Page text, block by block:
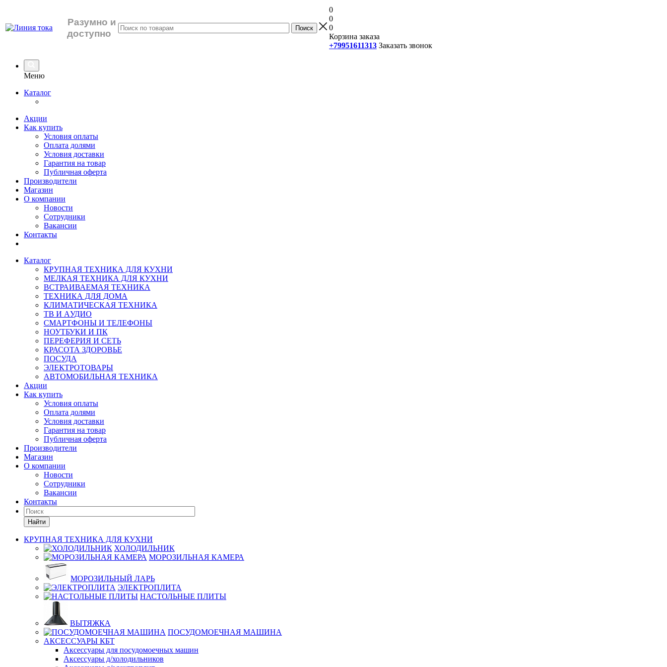
Разумно и
доступно
0
0
0
Корзина заказа
+79951611313 Заказать звонок
Меню
Каталог
Акции
Как купить
Условия оплаты
Оплата долями
Условия доставки
Гарантия на товар
Публичная оферта
Производители
Магазин
О компании
Новости
Сотрудники
Вакансии
Контакты
Каталог
КРУПНАЯ ТЕХНИКА ДЛЯ КУХНИ
МЕЛКАЯ ТЕХНИКА ДЛЯ КУХНИ
ВСТРАИВАЕМАЯ ТЕХНИКА
ТЕХНИКА ДЛЯ ДОМА
КЛИМАТИЧЕСКАЯ ТЕХНИКА
ТВ И AУДИО
СМАРТФОНЫ И ТЕЛЕФОНЫ
НОУТБУКИ И ПК
ПЕРЕФЕРИЯ И СЕТЬ
КРАСОТА ЗДОРОВЬЕ
ПОСУДА
ЭЛЕКТРОТОВАРЫ
АВТОМОБИЛЬНАЯ ТЕХНИКА
Акции
Как купить
Условия оплаты
Оплата долями
Условия доставки
Гарантия на товар
Публичная оферта
Производители
Магазин
О компании
Новости
Сотрудники
Вакансии
Контакты
Найти
КРУПНАЯ ТЕХНИКА ДЛЯ КУХНИ
ХОЛОДИЛЬНИК
МОРОЗИЛЬНАЯ КАМЕРА
МОРОЗИЛЬНЫЙ ЛАРЬ
ЭЛЕКТРОПЛИТА
НАСТОЛЬНЫЕ ПЛИТЫ
ВЫТЯЖКА
ПОСУДОМОЕЧНАЯ МАШИНА
АКСЕССУАРЫ КБТ
Аксессуары для посудомоечных машин
Аксессуары д/холодильников